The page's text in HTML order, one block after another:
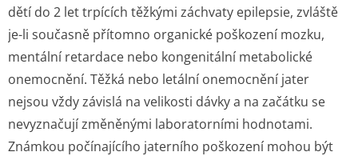
dětí do 2 let trpících těžkými záchvaty epilepsie, zvláště
je-li současně přítomno organické poškození mozku,
mentální retardace nebo kongenitální metabolické
onemocnění. Těžká nebo letální onemocnění jater
nejsou vždy závislá na velikosti dávky a na začátku se
nevyznačují změněnými laboratorními hodnotami.
Známkou počínajícího jaterního poškození mohou být